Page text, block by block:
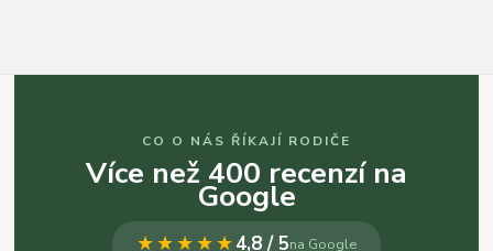
CO O NÁS ŘÍKAJÍ RODIČE
Více než 400 recenzí na
Google
★★★★★4,8 / 5na Google